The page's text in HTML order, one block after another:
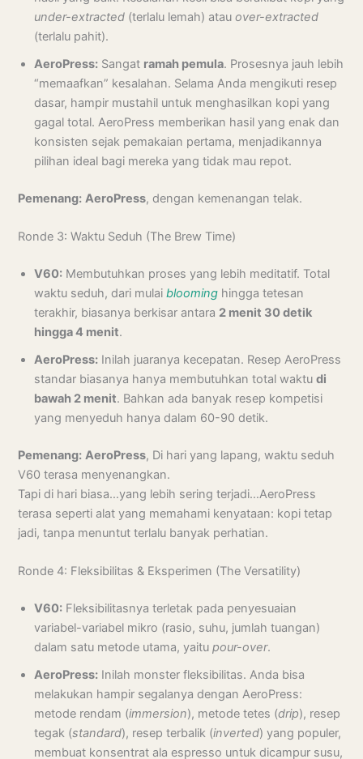
under-extracted (terlalu lemah) atauover-extracted
(terlalu pahit).
AeroPress: Sangat ramah pemula. Prosesnya jauh lebih
“memaafkan” kesalahan. Selama Anda mengikuti resep
dasar, hampir mustahil untuk menghasilkan kopi yang
gagal total. AeroPress memberikan hasil yang enak dan
konsisten sejak pemakaian pertama, menjadikannya
pilihan ideal bagi mereka yang tidak mau repot.
Pemenang: AeroPress, dengan kemenangan telak.
Ronde 3: Waktu Seduh (The Brew Time)
V60: Membutuhkan proses yang lebih meditatif. Total
waktu seduh, dari mulaiblooming hingga tetesan
terakhir, biasanya berkisar antara 2 menit 30 detik
hingga 4 menit.
AeroPress: Inilah juaranya kecepatan. Resep AeroPress
standar biasanya hanya membutuhkan total waktudi
bawah 2 menit. Bahkan ada banyak resep kompetisi
yang menyeduh hanya dalam 60-90 detik.
Pemenang: AeroPress, Di hari yang lapang, waktu seduh
V60 terasa menyenangkan.
Tapi di hari biasa…yang lebih sering terjadi…AeroPress
terasa seperti alat yang memahami kenyataan: kopi tetap
jadi, tanpa menuntut terlalu banyak perhatian.
Ronde 4: Fleksibilitas & Eksperimen (The Versatility)
V60: Fleksibilitasnya terletak pada penyesuaian
variabel-variabel mikro (rasio, suhu, jumlah tuangan)
dalam satu metode utama, yaitupour-over.
AeroPress: Inilah monster fleksibilitas. Anda bisa
melakukan hampir segalanya dengan AeroPress:
metode rendam (immersion), metode tetes (drip), resep
tegak (standard), resep terbalik (inverted) yang populer,
membuat konsentrat ala espresso untuk dicampur susu,